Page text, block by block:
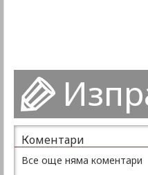
Коментари
Все още няма коментари